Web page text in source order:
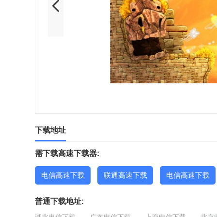
下载地址
需下载高速下载器:
电信高速下载 联通高速下载 电信高速下载
普通下载地址: